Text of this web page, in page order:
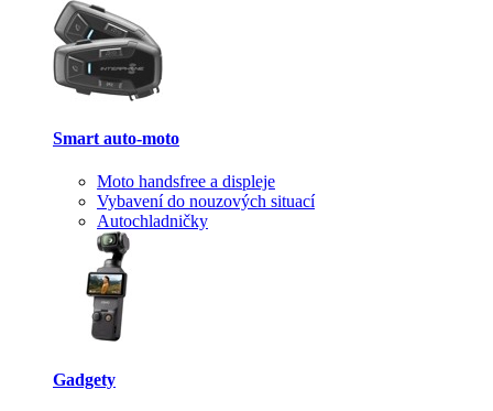
Smart auto-moto
Moto handsfree a displeje
Vybavení do nouzových situací
Autochladničky
Gadgety